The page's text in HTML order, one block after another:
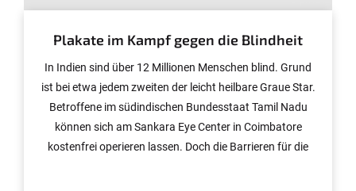
Plakate im Kampf gegen die Blindheit
In Indien sind über 12 Millionen Menschen blind. Grund
ist bei etwa jedem zweiten der leicht heilbare Graue Star.
Betroffene im südindischen Bundesstaat Tamil Nadu
können sich am Sankara Eye Center in Coimbatore
kostenfrei operieren lassen. Doch die Barrieren für die